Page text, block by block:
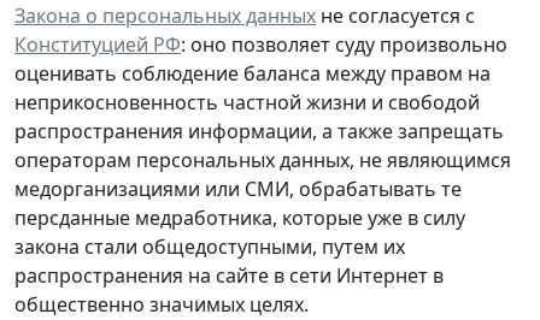
Закона о персональных данных не согласуется с
Конституцией РФ: оно позволяет суду произвольно
оценивать соблюдение баланса между правом на
неприкосновенность частной жизни и свободой
распространения информации, а также запрещать
операторам персональных данных, не являющимся
медорганизациями или СМИ, обрабатывать те
персданные медработника, которыеуже в силу
закона стали общедоступными, путем их
распространения на сайте в сети Интернет в
общественно значимых целях.